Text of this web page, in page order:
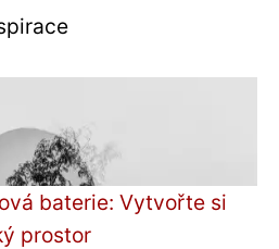
baterie: Vytvořte si
prostor